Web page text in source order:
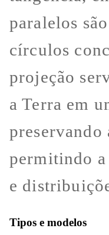
paralelos
círculos
projeção
a Terra em
preservando
permitindo a
e
Tipos e modelos